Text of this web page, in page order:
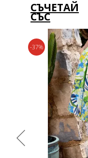
СЪЧЕТАЙ
СЪС
-37%